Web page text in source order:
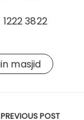
3822
masjid
PREVIOUS POST